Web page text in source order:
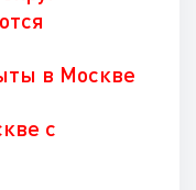
в Москве
с